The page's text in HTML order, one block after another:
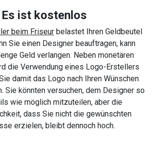
Es ist kostenlos
beim Friseurbelastet Ihren Geldbeutel
Sie einen Designer beauftragen, kann
Geld verlangen. Neben monetären
die Verwendung eines Logo-Erstellers
damit das Logo nach Ihren Wünschen
Sie könnten versuchen, dem Designer so
wie möglich mitzuteilen, aber die
dass Sie nicht die gewünschten
erzielen, bleibt dennoch hoch.